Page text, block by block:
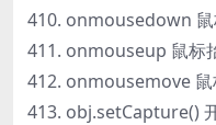
onmousedown 鼠
onmouseup 鼠标
onmousemove 鼠
obj.setCapture()